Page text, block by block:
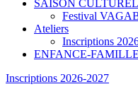
SAISON
Festival
Ateliers
Inscriptions
ENFANCE-FAMILLE
Inscriptions 2026-2027